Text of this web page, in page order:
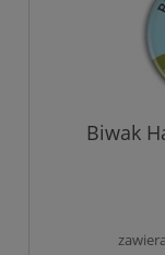
Biwak